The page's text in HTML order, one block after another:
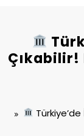
Çıkabilir!
Türkiye’de